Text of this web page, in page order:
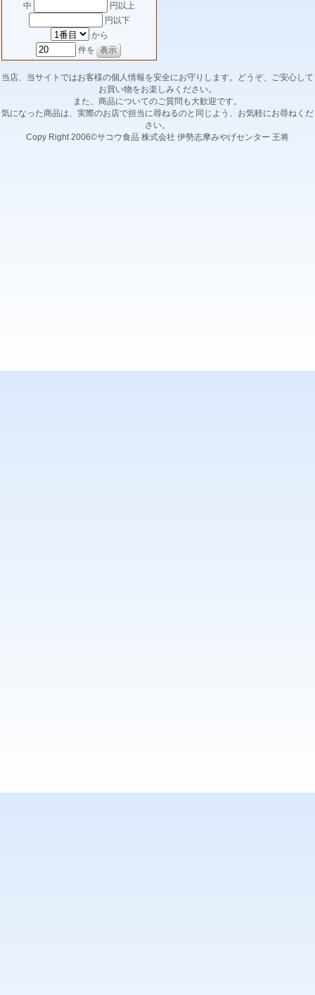
中
円以上
円以下
から
件を
当店、当サイトではお客様の個人情報を安全にお守りします。どうぞ、ご安心して
お買い物をお楽しみください。
また、商品についてのご質問も大歓迎です。
気になった商品は、実際のお店で担当に尋ねるのと同じよう、お気軽にお尋ねくだ
さい。
Copy Right 2006©サコウ食品 株式会社 伊勢志摩みやげセンター 王将